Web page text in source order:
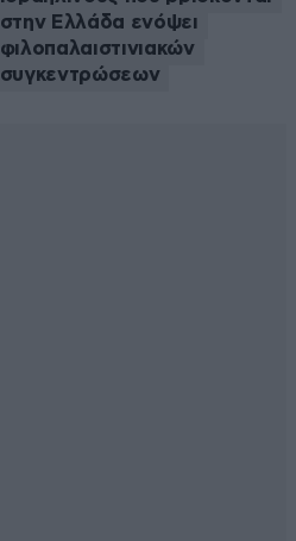
στην Ελλάδα ενόψει
φιλοπαλαιστινιακών
συγκεντρώσεων